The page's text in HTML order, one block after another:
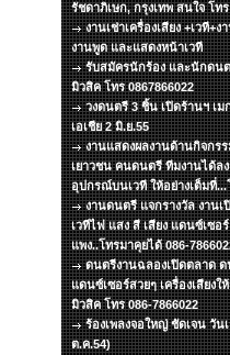
รัชดาภิเษก, กรุงเทพ สนใจ โท
งานเช่าเครื่องเสียง +เวที+
งานพูด และแสดงหน้าเวที
รับสมัครนักร้อง และนักดน
มิวสิค โทร 0867866022
วงดนตรี 3 ชิ้น เปิดร้านฯ เ
เอเชีย 2 มิ.ย.55
งานแสดงผลงานด้านกิจกร
เยาวชน คนดนตรี ทีมงานได้ล
อุปกรณ์บนเวที ให้อย่างเต็มที่
งานดนตรี แจกรางวัล งานเ
เวทีไฟ แสง สี เสียง แดนซ์เซอ
แพง..โทรมาคุยได้ 086-
ดนตรีงานฉลองเปิดตลาด ด
แดนซ์เซอร์สวยๆ เครื่องเสียง
มิวสิค โทร 086-7866022
ร้องเพลงจอใหญ่ ชัดเจน วัน
ต.ค.54)